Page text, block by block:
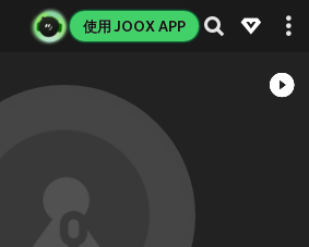
使用 JOOX APP